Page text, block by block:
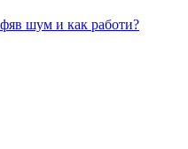
шум и как работи?